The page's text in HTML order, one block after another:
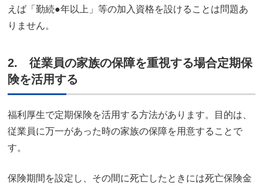
えば「勤続●年以上」等の加入資格を設けることは問題あ
りません。
2. 従業員の家族の保障を重視する場合定期保
険を活用する
福利厚生で定期保険を活用する方法があります。目的は、
従業員に万一があった時の家族の保障を用意することで
す。
保険期間を設定し、その間に死亡したときには死亡保険金